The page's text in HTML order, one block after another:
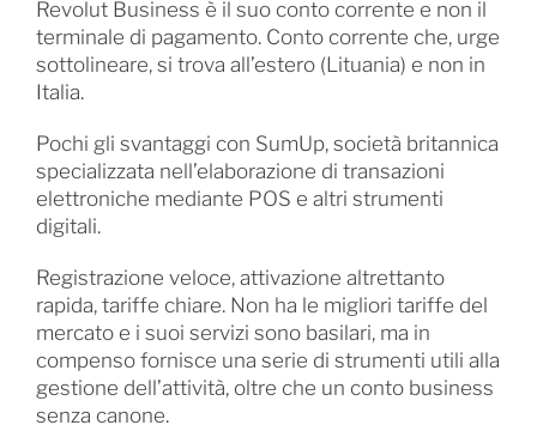
Revolut Business è il suo conto corrente e non il
terminale di pagamento. Conto corrente che, urge
sottolineare, si trova all’estero (Lituania) e non in
Italia.
Pochi gli svantaggi con SumUp, società britannica
specializzata nell’elaborazione di transazioni
elettroniche mediante POS e altri strumenti
digitali.
Registrazione veloce, attivazione altrettanto
rapida, tariffe chiare. Non ha le migliori tariffe del
mercato e i suoi servizi sono basilari, ma in
compenso fornisce una serie di strumenti utili alla
gestione dell’attività, oltre che un conto business
senza canone.